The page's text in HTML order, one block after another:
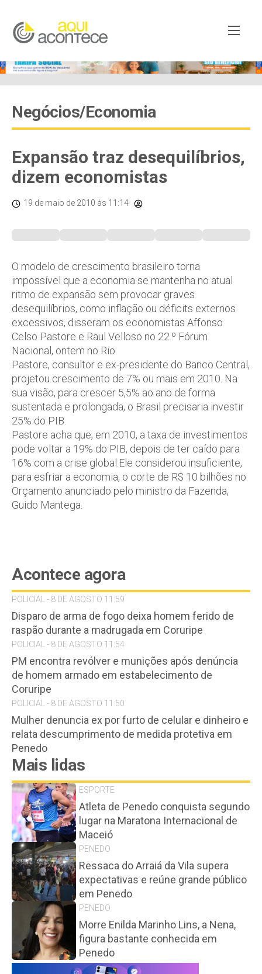
Negócios/Economia
Expansão traz desequilíbrios,
dizem economistas
19 de maio de 2010 às 11:14
O modelo de crescimento brasileiro torna
impossível que a economia se mantenha no atual
ritmo de expansão sem provocar graves
desequilíbrios, como inflação ou déficits externos
excessivos, disseram os economistas Affonso
Celso Pastore e Raul Velloso no 22.º Fórum
Nacional, ontem no Rio.
Pastore, consultor e ex-presidente do Banco Central,
projetou crescimento de 7% ou mais em 2010. Na
sua visão, para crescer 5,5% ao ano de forma
sustentada e prolongada, o Brasil precisaria investir
25% do PIB.
Pastore acha que, em 2010, a taxa de investimentos
pode voltar a 19% do PIB, depois de ter caído para
16% com a crise global.Ele considerou insuficiente,
para esfriar a economia, o corte de R$ 10 bilhões no
Orçamento anunciado pelo ministro da Fazenda,
Guido Mantega.
Acontece agora
POLICIAL - 8 DE AGOSTO 11:59
Disparo de arma de fogo deixa homem ferido de
raspão durante a madrugada em Coruripe
POLICIAL - 8 DE AGOSTO 11:54
PM encontra revólver e munições após denúncia
de homem armado em estabelecimento de
Coruripe
POLICIAL - 8 DE AGOSTO 11:50
Mulher denuncia ex por furto de celular e dinheiro e
relata descumprimento de medida protetiva em
Penedo
Mais lidas
ESPORTE
Atleta de Penedo conquista segundo
lugar na Maratona Internacional de
Maceió
PENEDO
Ressaca do Arraiá da Vila supera
expectativas e reúne grande público
em Penedo
PENEDO
Morre Enilda Marinho Lins, a Nena,
figura bastante conhecida em
Penedo